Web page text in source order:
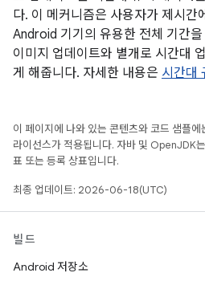
다. 이 메커니즘은 사용자가 제시간
Android 기기의 유용한 전체 기간
이미지 업데이트와 별개로 시간대
게 해줍니다. 자세한 내용은 시간대
이 페이지에 나와 있는 콘텐츠와 코드 샘플에
라이선스가 적용됩니다. 자바 및
표 또는 등록 상표입니다.
최종 업데이트: 2026-06-18(UTC)
빌드
Android 저장소